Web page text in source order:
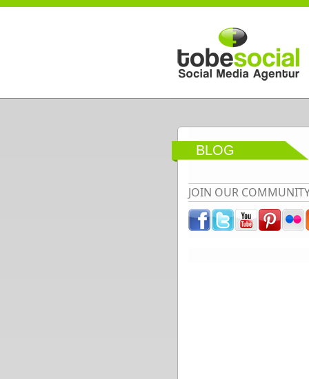
Direkt zum Inhalt
BLOG
JOIN OUR